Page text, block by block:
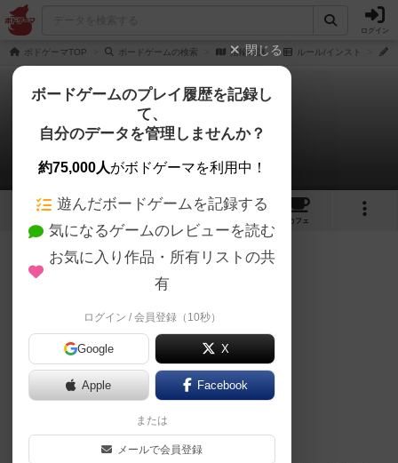
ログイン
ボドゲーマTOP ボードゲームの検索 指輪の謎 ルール/インスト
指輪の謎
稲妻老人さんのルール/インスト
2 2
カフェ
317名 1名 0 約8年前
ゲームマップ １枚※
ルールブック １冊
カウンター（コマ）シート １枚
サイコロ １個
プレイカード ８０枚
粥村について
閉じる
ボードゲームのプレイ履歴を記録し
て、
自分のデータを管理しませんか？
約75,000人がボドゲーマを利用中！
遊んだボードゲームを記録する
気になるゲームのレビューを読む
お気に入り作品・所有リストの共
有
ログイン / 会員登録（10秒）
Google X
Apple Facebook
または
メールで会員登録